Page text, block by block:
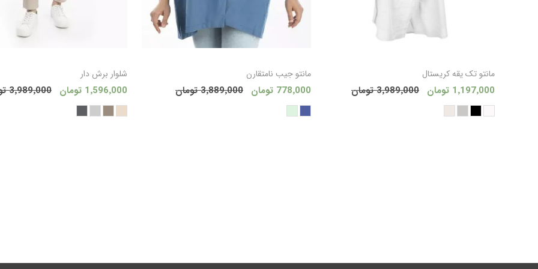
خرید
مانتو تک یقه کریستال
1٬197٬000 تومان 3٬989٬000 تومان
خرید
مانتو جيب نامتقارن
778٬000 تومان 3٬889٬000 تومان
شلوار برش دار
1٬596٬000 تومان 3٬989٬000 تومان